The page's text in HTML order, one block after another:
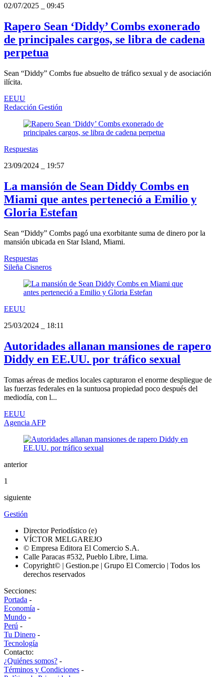
02/07/2025
09:45
Rapero Sean ‘Diddy’ Combs exonerado
de principales cargos, se libra de cadena
perpetua
Sean “Diddy” Combs fue absuelto de tráfico sexual y de asociación
ilícita.
EEUU
Redacción Gestión
Respuestas
23/09/2024
19:57
La mansión de Sean Diddy Combs en
Miami que antes perteneció a Emilio y
Gloria Estefan
Sean “Diddy” Combs pagó una exorbitante suma de dinero por la
mansión ubicada en Star Island, Miami.
Respuestas
Sileña Cisneros
EEUU
25/03/2024
18:11
Autoridades allanan mansiones de rapero
Diddy en EE.UU. por tráfico sexual
Tomas aéreas de medios locales capturaron el enorme despliegue de
las fuerzas federales en la suntuosa propiedad poco después del
mediodía, con l...
EEUU
Agencia AFP
anterior
1
siguiente
Gestión
Director Periodístico (e)
VÍCTOR MELGAREJO
© Empresa Editora El Comercio S.A.
Calle Paracas #532, Pueblo Libre, Lima.
Copyright© | Gestion.pe | Grupo El Comercio | Todos los
derechos reservados
Secciones:
Portada -
Economía -
Mundo -
Perú -
Tu Dinero -
Tecnología
Contacto:
¿Quiénes somos? -
Términos y Condiciones -